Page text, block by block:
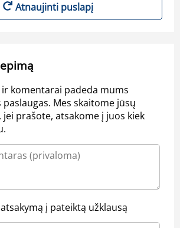
Atnaujinti puslapį
ir komentarai padeda mums
Mes skaitome jūsų
prašote, atsakome į juos kiek
į pateiktą užklausą